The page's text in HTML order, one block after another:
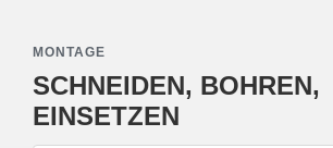
MONTAGE
SCHNEIDEN, BOHREN,
EINSETZEN